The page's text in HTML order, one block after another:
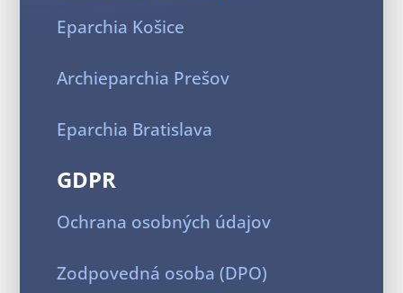
Eparchia Košice
Archieparchia Prešov
Eparchia Bratislava
GDPR
Ochrana osobných údajov
Zodpovedná osoba (DPO)